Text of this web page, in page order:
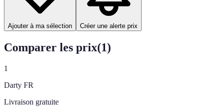
Ajouter à ma sélection Créer une alerte prix
Comparer les prix(1)
1
Darty FR
Livraison gratuite